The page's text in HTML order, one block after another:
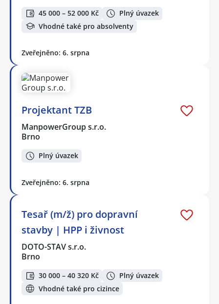
45 000 – 52 000 Kč
Plný úvazek
Vhodné také pro absolventy
Zveřejněno: 6. srpna
Projektant TZB
ManpowerGroup s.r.o.
Brno
Plný úvazek
Zveřejněno: 6. srpna
Tesař (m/ž) pro dopravní
stavby | HPP i živnost
DOTO-STAV s.r.o.
Brno
30 000 – 40 320 Kč
Plný úvazek
Vhodné také pro cizince